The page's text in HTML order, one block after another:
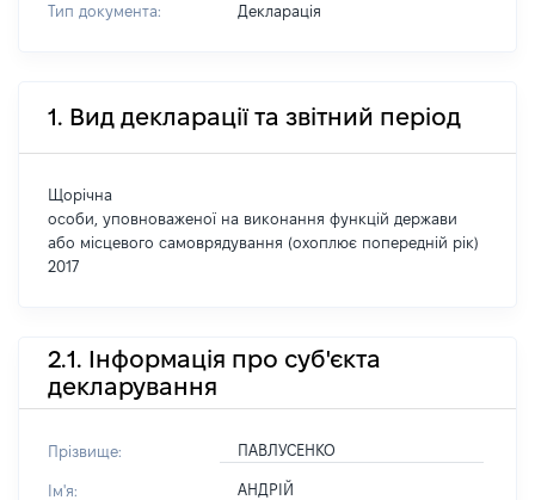
Тип документа: Декларація
1. Вид декларації та звітний період
Щорічна
особи, уповноваженої на виконання функцій держави
або місцевого самоврядування (охоплює попередній рік)
2017
2.1. Інформація про суб'єкта
декларування
Прізвище: ПАВЛУСЕНКО
Ім'я: АНДРІЙ